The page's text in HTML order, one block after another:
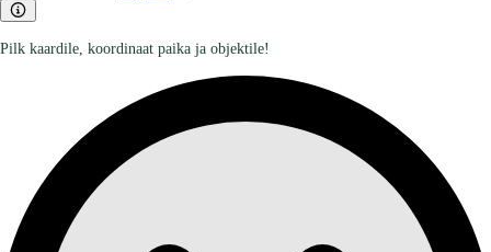
Pilk kaardile, koordinaat paika ja objektile!